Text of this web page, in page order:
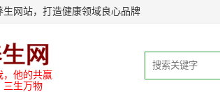
网站，打造健康领域良心品牌
，他的共赢
三生万物